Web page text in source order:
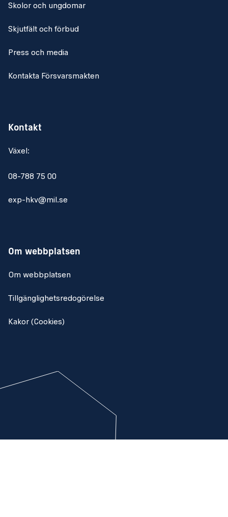
Skolor och ungdomar
Skjutfält och förbud
Press och media
Kontakta Försvarsmakten
Kontakt
Växel:
08-788 75 00
exp-hkv@mil.se
Om webbplatsen
Om webbplatsen
Tillgänglighetsredogörelse
Kakor (Cookies)